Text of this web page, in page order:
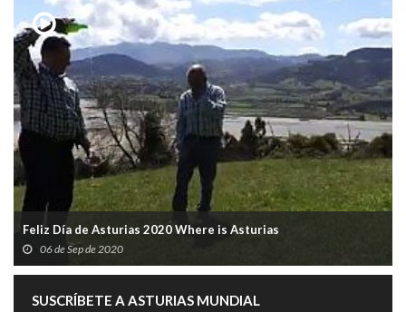
Feliz Día de Asturias 2020 Where is Asturias
06 de Sep de 2020
SUSCRÍBETE A ASTURIAS MUNDIAL